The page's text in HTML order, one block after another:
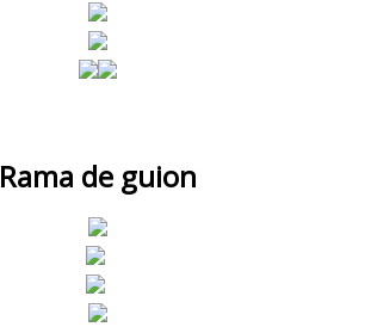
Rama de guion